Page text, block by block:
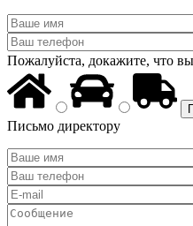
Пожалуйста, докажите, что
Письмо директору